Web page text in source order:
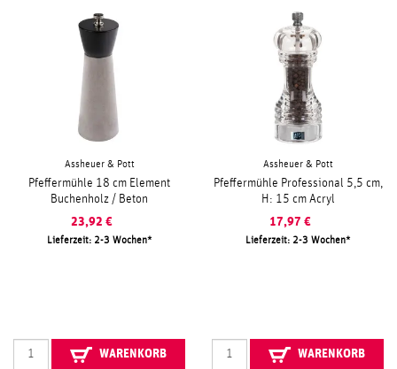
Assheuer & Pott
Pfeffermühle 18 cm Element
Buchenholz / Beton
23,92 €
Lieferzeit: 2-3 Wochen
WARENKORB
Assheuer & Pott
Pfeffermühle Professional 5,5 cm,
H: 15 cm Acryl
17,97 €
Lieferzeit: 2-3 Wochen
WARENKORB